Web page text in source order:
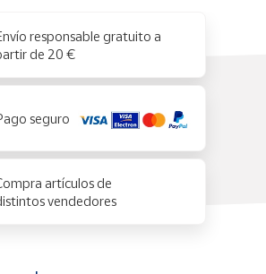
responsable gratuito a
de 20 €
seguro
artículos de
vendedores